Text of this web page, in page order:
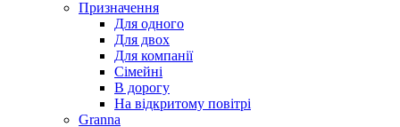
Призначення
Для одного
Для двох
Для компанії
Сімейні
В дорогу
На відкритому повітрі
Granna